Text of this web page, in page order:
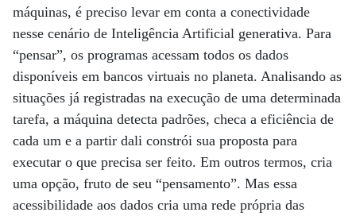
máquinas, é preciso levar em conta a conectividade
nesse cenário de Inteligência Artificial generativa. Para
“pensar”, os programas acessam todos os dados
disponíveis em bancos virtuais no planeta. Analisando as
situações já registradas na execução de uma determinada
tarefa, a máquina detecta padrões, checa a eficiência de
cada um e a partir dali constrói sua proposta para
executar o que precisa ser feito. Em outros termos, cria
uma opção, fruto de seu “pensamento”. Mas essa
acessibilidade aos dados cria uma rede própria das